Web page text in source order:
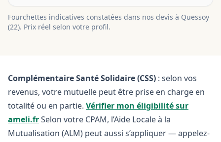
Fourchettes indicatives constatées dans nos devis à Quessoy
(22). Prix réel selon votre profil.
Complémentaire Santé Solidaire (CSS) : selon vos
revenus, votre mutuelle peut être prise en charge en
totalité ou en partie. Vérifier mon éligibilité sur
ameli.frSelon votre CPAM, l’Aide Locale à la
Mutualisation (ALM) peut aussi s’appliquer — appelez-